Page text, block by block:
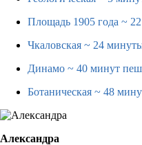
Площадь 1905 года ~
Чкаловская ~ 24
Динамо ~ 40 минут
Ботаническая ~ 48
Александра